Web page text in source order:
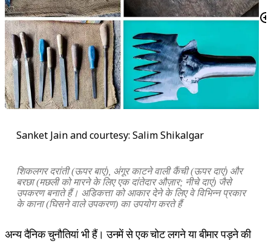
Sanket Jain and courtesy: Salim Shikalgar
शिकलगर दरांती (ऊपर बाएं) अंगूर काटने वाली कैंची (ऊपर दाएं) और
बरछा (मछली को मारने के लिए एक दांतेदार औज़ार; नीचे दाएं) जैसे
उपकरण बनाते हैं। अडिकत्ता को आकार देने के लिए वे विभिन्न प्रकार
के काना (घिसने वाले उपकरण) का उपयोग करते हैं
अन्य दैनिक चुनौतियां भी हैं। उनमें से एक चोट लगने या बीमार पड़ने की